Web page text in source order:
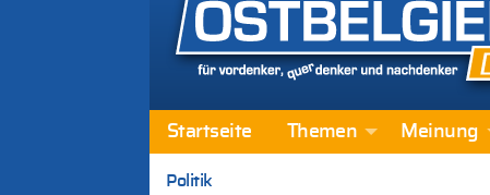
Startseite Themen Meinung
Politik